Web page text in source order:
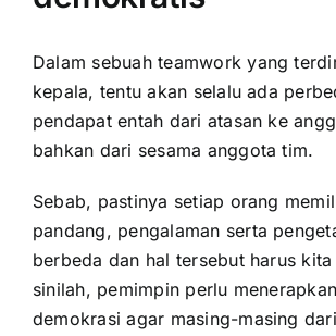
Dalam sebuah teamwork yang
kepala, tentu akan selalu ada
pendapat entah dari atasan ke
bahkan dari sesama anggota tim.
Sebab, pastinya setiap orang
pandang, pengalaman serta
berbeda dan hal tersebut harus
sinilah, pemimpin perlu
demokrasi agar masing-masing